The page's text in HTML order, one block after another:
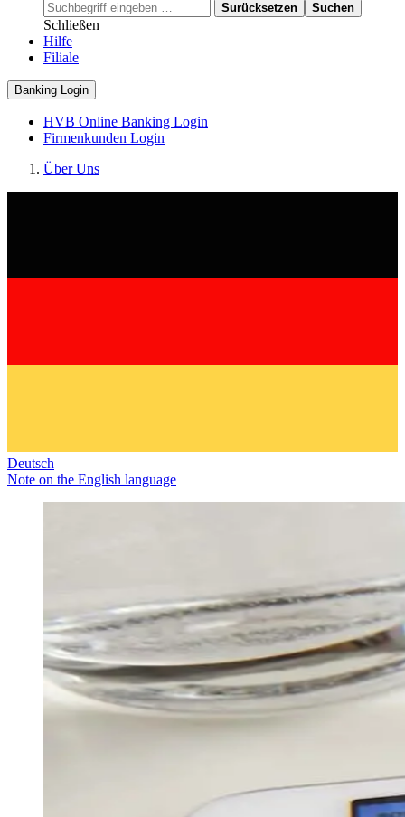
Surücksetzen
Suchen
Schließen
Hilfe
Filiale
Banking Login
HVB Online Banking Login
Firmenkunden Login
Über Uns
Deutsch
Note on the English language